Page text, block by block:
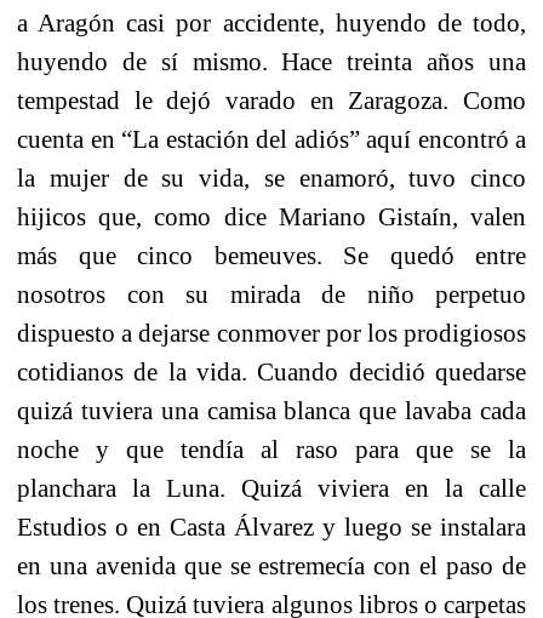
a Aragón casi por accidente, huyendo de todo,
huyendo de sí mismo. Hace treinta años una
tempestad le dejó varado en Zaragoza. Como
cuenta en “La estación del adiós” aquí encontró a
la mujer de su vida, se enamoró, tuvo cinco
hijicos que, como dice Mariano Gistaín, valen
más que cinco bemeuves. Se quedó entre
nosotros con su mirada de niño perpetuo
dispuesto a dejarse conmover por los prodigiosos
cotidianos de la vida. Cuando decidió quedarse
quizá tuviera una camisa blanca que lavaba cada
noche y que tendía al raso para que se la
planchara la Luna. Quizá viviera en la calle
Estudios o en Casta Álvarez y luego se instalara
en una avenida que se estremecía con el paso de
los trenes. Quizá tuviera algunos libros o carpetas